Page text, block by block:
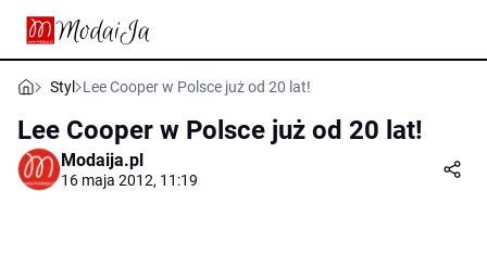
Styl Lee Cooper w Polsce już od 20 lat!
Lee Cooper w Polsce już od 20 lat!
Modaija.pl
16 maja 2012, 11:19